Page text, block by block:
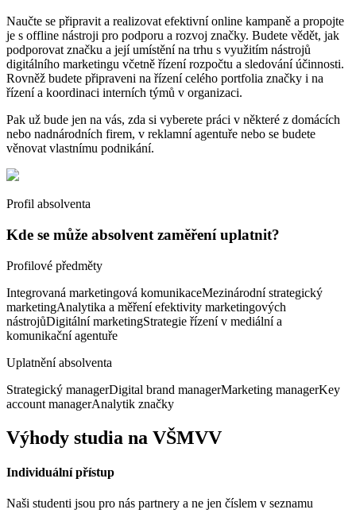
Naučte se připravit a realizovat efektivní online kampaně a propojte
je s offline nástroji pro podporu a rozvoj značky. Budete vědět, jak
podporovat značku a její umístění na trhu s využitím nástrojů
digitálního marketingu včetně řízení rozpočtu a sledování účinnosti.
Rovněž budete připraveni na řízení celého portfolia značky i na
řízení a koordinaci interních týmů v organizaci.
Pak už bude jen na vás, zda si vyberete práci v některé z domácích
nebo nadnárodních firem, v reklamní agentuře nebo se budete
věnovat vlastnímu podnikání.
Profil absolventa
Kde se může absolvent zaměření uplatnit?
Profilové předměty
Integrovaná marketingová komunikaceMezinárodní strategický
marketingAnalytika a měření efektivity marketingových
nástrojůDigitální marketingStrategie řízení v mediální a
komunikační agentuře
Uplatnění absolventa
Strategický managerDigital brand managerMarketing managerKey
account managerAnalytik značky
Výhody studia na VŠMVV
Individuální přístup
Naši studenti jsou pro nás partnery a ne jen číslem v seznamu